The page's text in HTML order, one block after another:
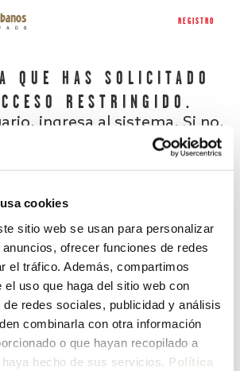
cookies
sitio web se usan para personalizar
ofrecer funciones de redes
el tráfico. Además, compartimos
el uso que haga del sitio web con
redes sociales, publicidad y análisis
combinarla con otra información
o que hayan recopilado a
hecho de sus servicios. Política
REGISTRO
QUE HAS SOLICITADO
RESTRINGIDO.
ingresa al sistema. Si no,